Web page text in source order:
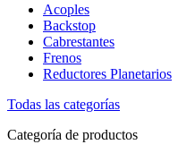
Acoples
Backstop
Cabrestantes
Frenos
Reductores Planetarios
Todas las categorías
Categoría de productos